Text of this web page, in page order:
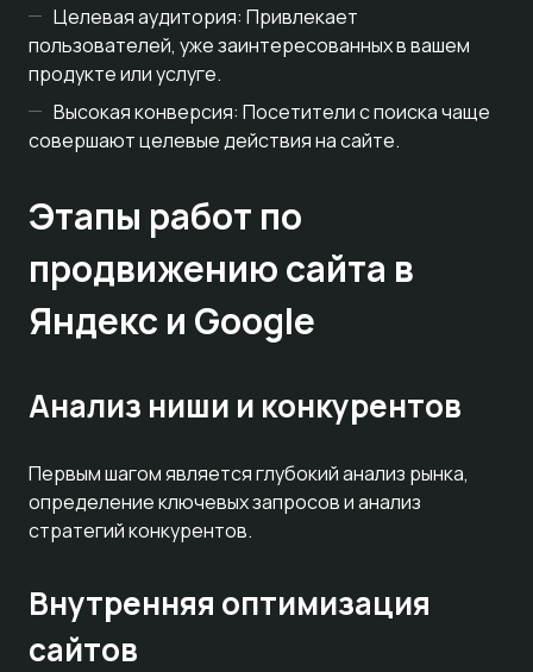
Целевая аудитория: Привлекает
пользователей, уже заинтересованных в вашем
продукте или услуге.
Высокая конверсия: Посетители с поиска чаще
совершают целевые действия на сайте.
Этапы работ по
продвижению сайта в
Яндекс и Google
Анализ ниши и конкурентов
Первым шагом является глубокий анализ рынка,
определение ключевых запросов и анализ
стратегий конкурентов.
Внутренняя оптимизация
сайтов